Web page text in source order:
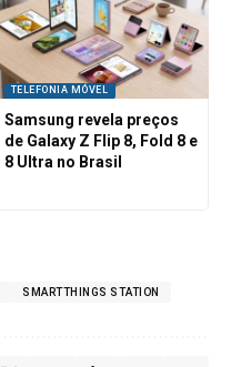
TELEFONIA MÓVEL
Samsung revela preços
de Galaxy Z Flip 8, Fold 8 e
8 Ultra no Brasil
SMARTTHINGS STATION